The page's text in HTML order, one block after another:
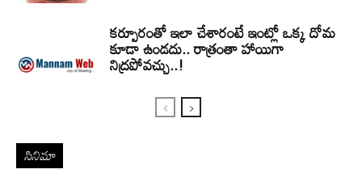
కర్పూరంతో ఇలా చేశారంటే ఇంట్లో ఒక్క దోమ
కూడా ఉండదు.. రాత్రంతా హాయిగా
నిద్రపోవచ్చు..!
సినిమా